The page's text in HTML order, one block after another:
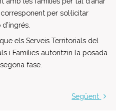
percebudes pels màxims
de l’entitat
per sol·licitar
els Serveis Territorials del
i Famílies autoritzin la posada
fase.
Següent